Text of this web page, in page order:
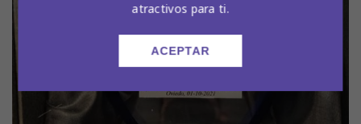
atractivos para ti.
ACEPTAR